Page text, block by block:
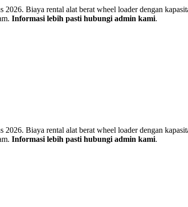
Biaya rental alat berat wheel loader dengan
Informasi lebih pasti hubungi admin kami.
Biaya rental alat berat wheel loader dengan
Informasi lebih pasti hubungi admin kami.